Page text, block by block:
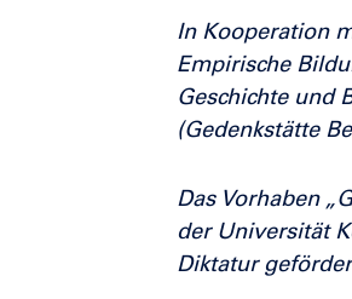
In Kooperation
Empirische
Geschichte und
(Gedenkstätte
Das Vorhaben
der Universität
Diktatur